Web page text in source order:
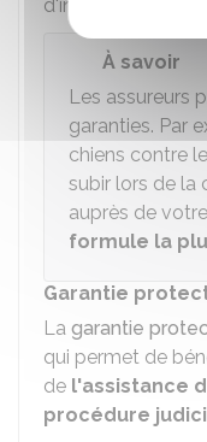
d'invalidité…
À savoir
Les assureurs
garanties. Par
chiens contre
subir lors de la
auprès de
formule la
Garantie
La garantie
qui permet de
de l'assistance
procédure